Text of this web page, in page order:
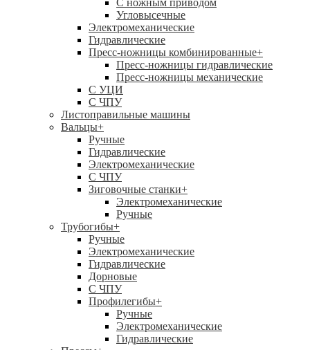
С ножным приводом
Угловысечные
Электромеханические
Гидравлические
Пресс-ножницы комбинированные+
Пресс-ножницы гидравлические
Пресс-ножницы механические
С УЦИ
С ЧПУ
Листоправильные машины
Вальцы+
Ручные
Гидравлические
Электромеханические
С ЧПУ
Зиговочные станки+
Электромеханические
Ручные
Трубогибы+
Ручные
Электромеханические
Гидравлические
Дорновые
С ЧПУ
Профилегибы+
Ручные
Электромеханические
Гидравлические